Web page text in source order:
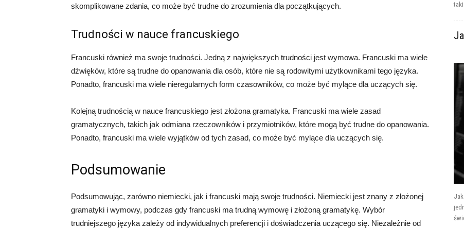
skomplikowane zdania, co może być trudne do zrozumienia dla początkujących.
Trudności w nauce francuskiego
Francuski również ma swoje trudności. Jedną z największych trudności jest wymowa. Francuski ma wiele
dźwięków, które są trudne do opanowania dla osób, które nie są rodowitymi użytkownikami tego języka.
Ponadto, francuski ma wiele nieregularnych form czasowników, co może być mylące dla uczących się.
Kolejną trudnością w nauce francuskiego jest złożona gramatyka. Francuski ma wiele zasad
gramatycznych, takich jak odmiana rzeczowników i przymiotników, które mogą być trudne do opanowania.
Ponadto, francuski ma wiele wyjątków od tych zasad, co może być mylące dla uczących się.
Podsumowanie
Podsumowując, zarówno niemiecki, jak i francuski mają swoje trudności. Niemiecki jest znany z złożonej
gramatyki i wymowy, podczas gdy francuski ma trudną wymowę i złożoną gramatykę. Wybór
trudniejszego języka zależy od indywidualnych preferencji i doświadczenia uczącego się. Niezależnie od